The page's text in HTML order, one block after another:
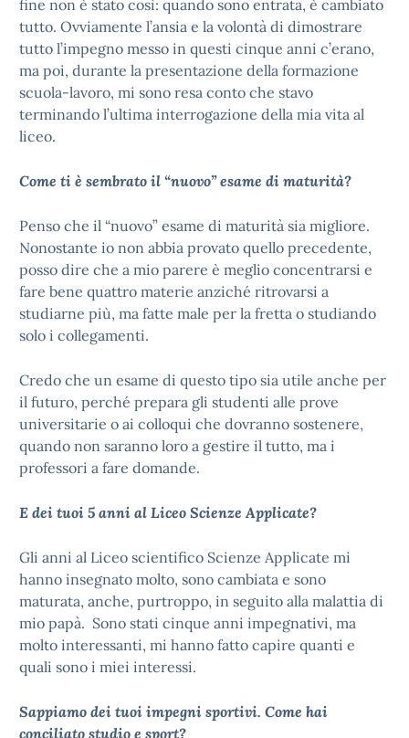
fine non è stato così: quando sono entrata, è cambiato
tutto. Ovviamente l’ansia e la volontà di dimostrare
tutto l’impegno messo in questi cinque anni c’erano,
ma poi, durante la presentazione della formazione
scuola-lavoro, mi sono resa conto che stavo
terminando l’ultima interrogazione della mia vita al
liceo.
Come ti è sembrato il “nuovo” esame di maturità?
Penso che il “nuovo” esame di maturità sia migliore.
Nonostante io non abbia provato quello precedente,
posso dire che a mio parere è meglio concentrarsi e
fare bene quattro materie anziché ritrovarsi a
studiarne più, ma fatte male per la fretta o studiando
solo i collegamenti.
Credo che un esame di questo tipo sia utile anche per
il futuro, perché prepara gli studenti alle prove
universitarie o ai colloqui che dovranno sostenere,
quando non saranno loro a gestire il tutto, ma i
professori a fare domande.
E dei tuoi 5 anni al Liceo Scienze Applicate?
Gli anni al Liceo scientifico Scienze Applicate mi
hanno insegnato molto, sono cambiata e sono
maturata, anche, purtroppo, in seguito alla malattia di
mio papà. Sono stati cinque anni impegnativi, ma
molto interessanti, mi hanno fatto capire quanti e
quali sono i miei interessi.
Sappiamo dei tuoi impegni sportivi. Come hai
conciliato studio e sport?